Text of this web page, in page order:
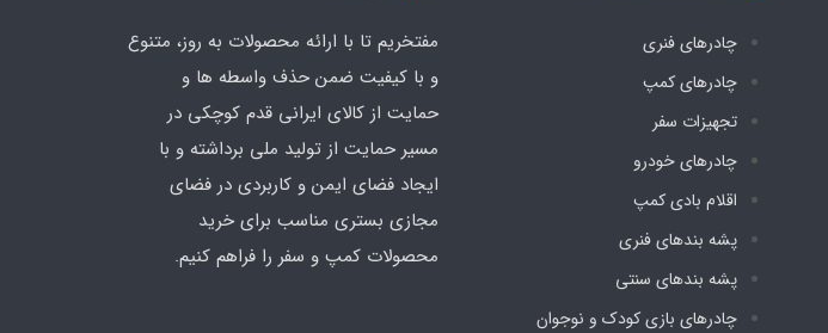
چادرهای فنری
چادرهای کمپ
تجهیزات سفر
چادرهای خودرو
اقلام بادی کمپ
پشه‌ بندهای فنری
پشه‌ بندهای سنتی
چادرهای بازی کودک و نوجوان
مفتخریم تا با ارائه محصولات به روز، متنوع
و با کیفیت ضمن حذف واسطه ها و
حمایت از کالای ایرانی قدم کوچکی در
مسیر حمایت از تولید ملی برداشته و با
ایجاد فضای ایمن و کاربردی در فضای
مجازی بستری مناسب برای خرید
محصولات کمپ و سفر را فراهم کنیم.